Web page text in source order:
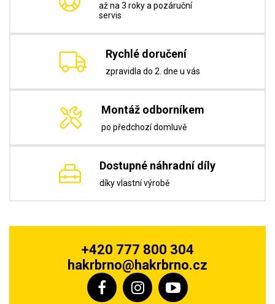
až na 3 roky a pozáruční
servis
Rychlé doručení
zpravidla do 2. dne u vás
Montáž odborníkem
po předchozí domluvě
Dostupné náhradní díly
díky vlastní výrobě
+420 777 800 304
hakrbrno@hakrbrno.cz